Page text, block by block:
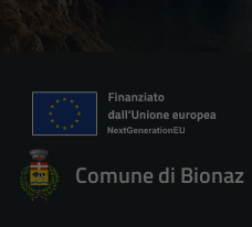
Comune di Bionaz